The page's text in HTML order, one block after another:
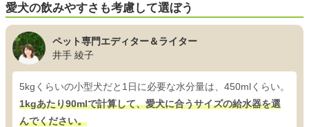
愛犬の飲みやすさも考慮して選ぼう
ペット専門エディター＆ライター
井手 綾子
5kgくらいの小型犬だと1日に必要な水分量は、450mlくらい。
1kgあたり90mlで計算して、愛犬に合うサイズの給水器を選
んでください。